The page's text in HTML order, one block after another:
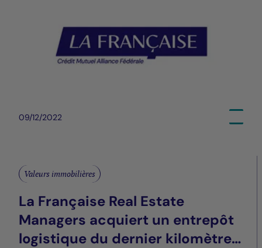
Industrious
09/12/2022
Valeurs immobilières
La Française Real Estate
Managers acquiert un entrepôt
logistique du dernier kilomètre